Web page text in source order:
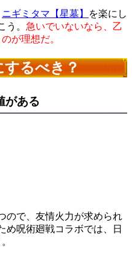
ニギミタマ【星墓】
を楽にし
う。 急いでいないなら、乙
が理想だ。
するべき？
がある
ので、友情火力が求められ
め呪術廻戦コラボでは、日